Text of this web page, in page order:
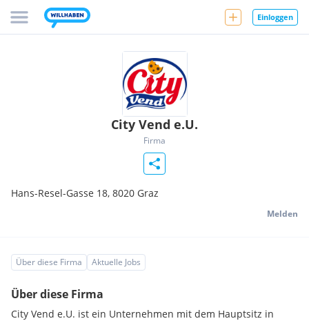
Einloggen
City Vend e.U.
Firma
Hans-Resel-Gasse 18, 8020 Graz
Melden
Über diese Firma Aktuelle Jobs
Über diese Firma
City Vend e.U. ist ein Unternehmen mit dem Hauptsitz in